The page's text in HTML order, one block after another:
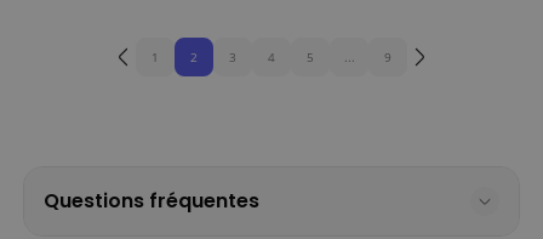
1 2 3 4 5 ... 9
Questions fréquentes